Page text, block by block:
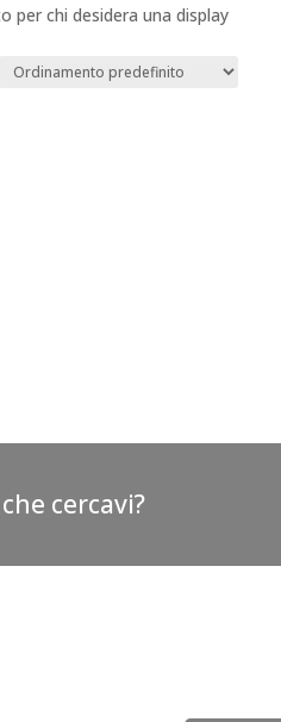
per chi desidera una display
cercavi?